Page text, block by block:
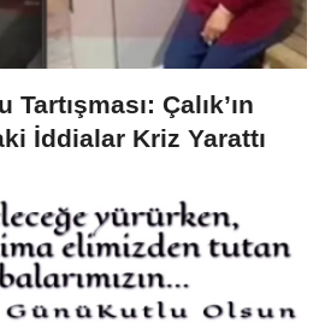
Çalık’ın
İddialar Kriz Yarattı